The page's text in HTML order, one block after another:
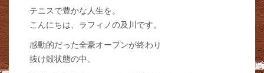
テニスで豊かな人生を。
こんにちは、ラフィノの及川です。
感動的だった全豪オープンが終わり
抜け殻状態の中、